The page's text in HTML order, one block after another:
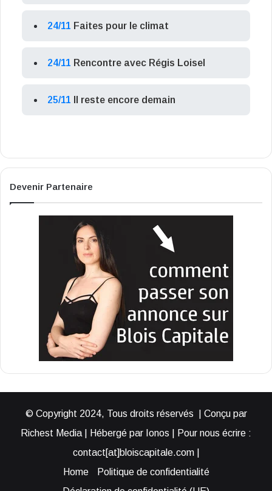
24/11 Faites pour le climat
24/11 Rencontre avec Régis Loisel
25/11 Il reste encore demain
Devenir Partenaire
© Copyright 2024, Tous droits réservés | Conçu par
Richest Media | Hébergé par Ionos | Pour nous écrire :
contact[at]bloiscapitale.com |
Home
Politique de confidentialité